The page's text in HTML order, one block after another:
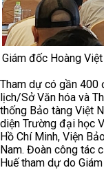
Giám đốc Hoàng
Tham dự có gần 400
lịch/Sở Văn hóa và
thống Bảo tàng Việt
diện Trường đại học
Hồ Chí Minh, Viện
Nam. Đoàn công tác
Huế tham dự do